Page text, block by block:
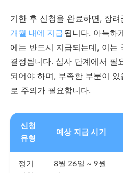
기한 후 신청을 완료하면, 장
개월 내에 지급 됩니다. 아늑하
에는 반드시 지급되는데, 이는
결정됩니다. 심사 단계에서 필
되어야 하며, 부족한 부분이
로 주의가 필요합니다.
신청
유형
예상 지급 시기
정기
8월 26일 ~ 9월